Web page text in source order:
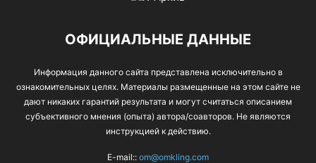
ОФИЦИАЛЬНЫЕ ДАННЫЕ
Информация данного сайта представлена исключительно в
ознакомительных целях. Материалы размещенные на этом сайте не
дают никаких гарантий результата и могут считаться описанием
субъективного мнения (опыта) автора/соавторов. Не являются
инструкцией к действию.
E-mail:: om@omkling.com